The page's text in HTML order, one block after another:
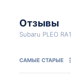
Отзывы
Subaru PLEO RA1
САМЫЕ СТАРЫЕ